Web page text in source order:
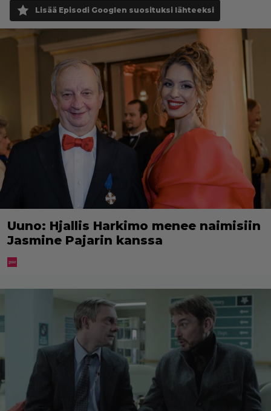
Lisää Episodi Googlen suosituksi lähteeksi
Uuno: Hjallis Harkimo menee naimisiin
Jasmine Pajarin kanssa